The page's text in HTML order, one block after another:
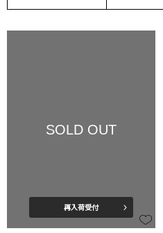
SOLD OUT
再入荷受付